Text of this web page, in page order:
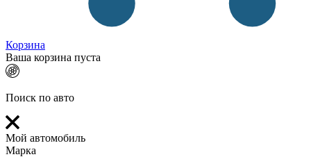
Корзина
Ваша корзина пуста
Поиск по авто
Мой автомобиль
Марка